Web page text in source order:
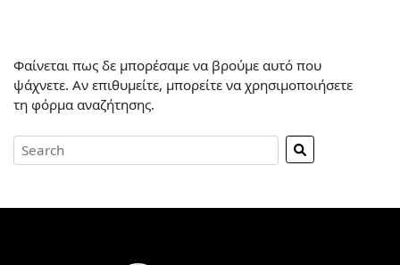
Φαίνεται πως δε μπορέσαμε να βρούμε αυτό που
ψάχνετε. Αν επιθυμείτε, μπορείτε να χρησιμοποιήσετε
τη φόρμα αναζήτησης.